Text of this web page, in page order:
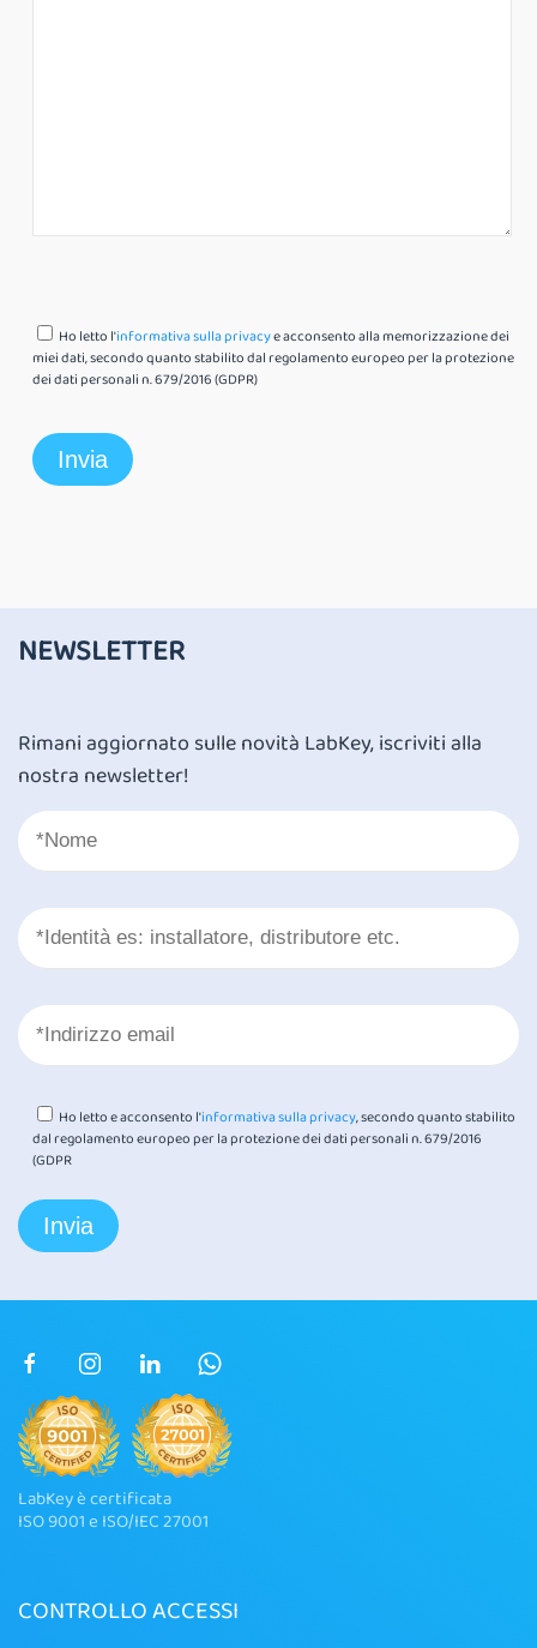
Ho letto l'informativa sulla privacye acconsento alla memorizzazione dei
miei dati, secondo quanto stabilito dal regolamento europeo per la protezione
dei dati personali n. 679/2016 (GDPR)
NEWSLETTER
Rimani aggiornato sulle novità LabKey, iscriviti alla
nostra newsletter!
Ho letto e acconsento l'informativa sulla privacy, secondo quanto stabilito
dal regolamento europeo per la protezione dei dati personali n. 679/2016
(GDPR
LabKey è certificata
ISO 9001 e ISO/IEC 27001
CONTROLLO ACCESSI